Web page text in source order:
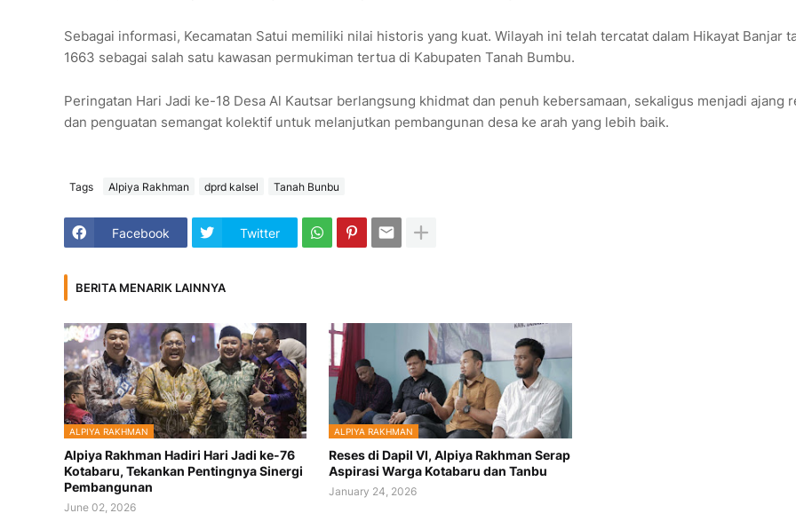
Sebagai informasi, Kecamatan Satui memiliki nilai historis yang kuat. Wilayah ini telah tercatat dalam Hikayat Banjar
1663 sebagai salah satu kawasan permukiman tertua di Kabupaten Tanah Bumbu.
Peringatan Hari Jadi ke-18 Desa Al Kautsar berlangsung khidmat dan penuh kebersamaan, sekaligus menjadi ajang
dan penguatan semangat kolektif untuk melanjutkan pembangunan desa ke arah yang lebih baik.
Tags Alpiya Rakhman dprd kalsel Tanah Bunbu
Facebook Twitter
BERITA MENARIK LAINNYA
ALPIYA RAKHMAN
Alpiya Rakhman Hadiri Hari Jadi ke-76
Kotabaru, Tekankan Pentingnya Sinergi
Pembangunan
June 02, 2026
ALPIYA RAKHMAN
Reses di Dapil VI, Alpiya Rakhman Serap
Aspirasi Warga Kotabaru dan Tanbu
January 24, 2026